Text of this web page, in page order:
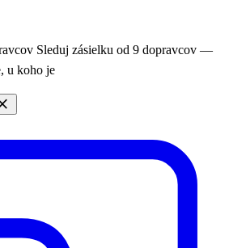
Sleduj zásielku od 9 dopravcov —
u koho je